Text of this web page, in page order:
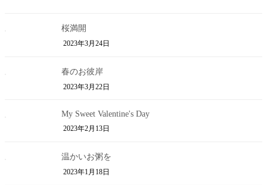
桜満開
2023年3月24日
春のお彼岸
2023年3月22日
My Sweet Valentine's Day
2023年2月13日
温かいお粥を
2023年1月18日